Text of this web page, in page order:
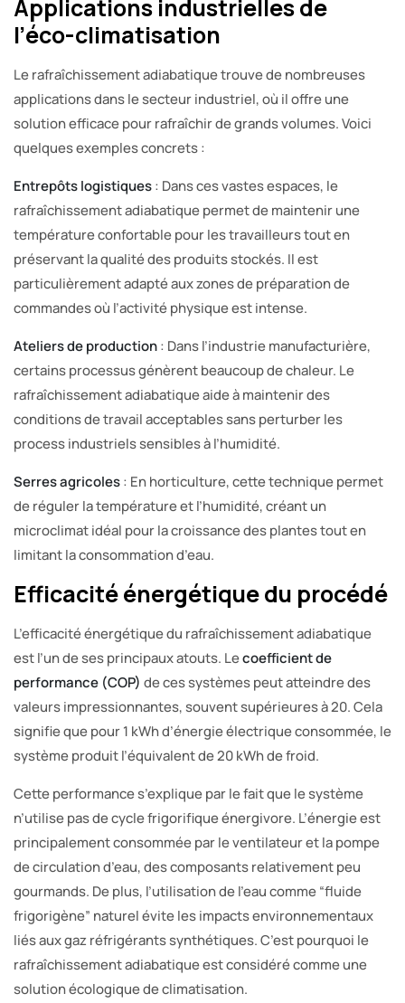
Applications industrielles de
l’éco-climatisation
Le rafraîchissement adiabatique trouve de nombreuses
applications dans le secteur industriel, où il offre une
solution efficace pour rafraîchir de grands volumes. Voici
quelques exemples concrets :
Entrepôts logistiques: Dans ces vastes espaces, le
rafraîchissement adiabatique permet de maintenir une
température confortable pour les travailleurs tout en
préservant la qualité des produits stockés. Il est
particulièrement adapté aux zones de préparation de
commandes où l’activité physique est intense.
Ateliers de production: Dans l’industrie manufacturière,
certains processus génèrent beaucoup de chaleur. Le
rafraîchissement adiabatique aide à maintenir des
conditions de travail acceptables sans perturber les
process industriels sensibles à l’humidité.
Serres agricoles: En horticulture, cette technique permet
de réguler la température et l’humidité, créant un
microclimat idéal pour la croissance des plantes tout en
limitant la consommation d’eau.
Efficacité énergétique du procédé
L’efficacité énergétique du rafraîchissement adiabatique
est l’un de ses principaux atouts. Lecoefficient de
performance (COP) de ces systèmes peut atteindre des
valeurs impressionnantes, souvent supérieures à 20. Cela
signifie que pour 1 kWh d’énergie électrique consommée, le
système produit l’équivalent de 20 kWh de froid.
Cette performance s’explique par le fait que le système
n’utilise pas de cycle frigorifique énergivore. L’énergie est
principalement consommée par le ventilateur et la pompe
de circulation d’eau, des composants relativement peu
gourmands. De plus, l’utilisation de l’eau comme “fluide
frigorigène” naturel évite les impacts environnementaux
liés aux gaz réfrigérants synthétiques. C’est pourquoi le
rafraîchissement adiabatique est considéré comme une
solution écologique de climatisation.